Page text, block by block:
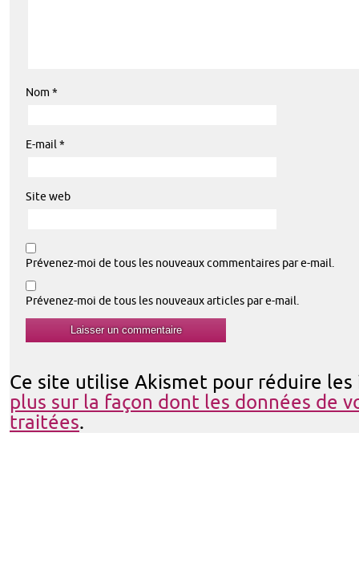
Nom *
E-mail *
Site web
Prévenez-moi de tous les nouveaux commentaires par e-mail.
Prévenez-moi de tous les nouveaux articles par e-mail.
Ce site utilise Akismet pour réduire
plus sur la façon dont les données de
traitées.